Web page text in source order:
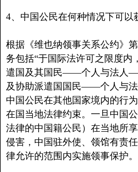
4、中国公民在何种情况下可以
根据《维也纳领事关系公约》
务包括“于国际法许可之限度内
遣国及其国民――个人与法人
及协助派遣国国民――个人与法
中国公民在其他国家境内的行
在国当地法律约束。一旦中国
法律的中国籍公民）在当地所
侵害，中国驻外使、领馆有责
律允许的范围内实施领事保护。